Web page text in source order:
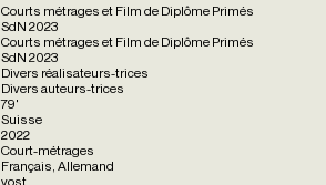
Courts métrages et Film de Diplôme Primés
SdN 2023
Courts métrages et Film de Diplôme Primés
SdN 2023
Divers réalisateurs-trices
Divers auteurs-trices
79'
Suisse
2022
Court-métrages
Français, Allemand
vost